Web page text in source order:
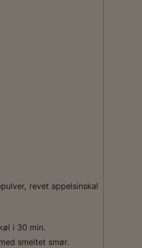
revet appelsinskal
i 30 min.
smeltet smør.